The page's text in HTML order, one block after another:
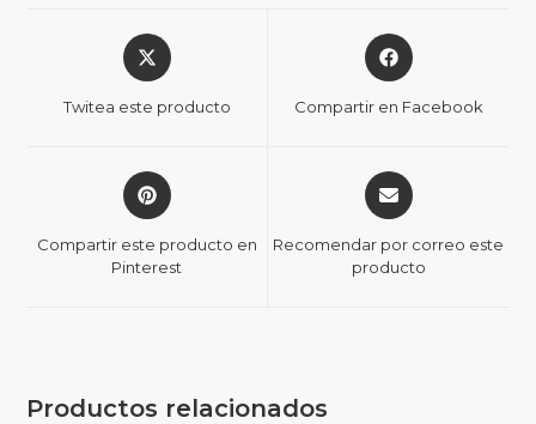
Twitea este producto Compartir en Facebook
Compartir este producto en
Pinterest
Recomendar por correo este
producto
Productos relacionados